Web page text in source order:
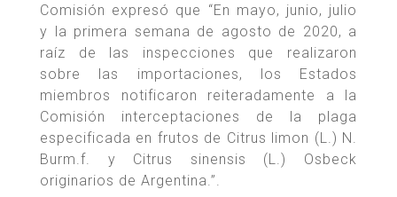
Comisión expresó que “En mayo, junio, julio
y la primera semana de agosto de 2020, a
raíz de las inspecciones que realizaron
sobre las importaciones, los Estados
miembros notificaron reiteradamente a la
Comisión interceptaciones de la plaga
especificada en frutos de Citrus limon (L.) N.
Burm.f. y Citrus sinensis (L.) Osbeck
originarios de Argentina.”.